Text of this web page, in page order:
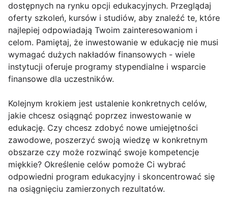
dostępnych na rynku opcji edukacyjnych. Przeglądaj
oferty szkoleń, kursów i studiów, aby znaleźć te, które
najlepiej odpowiadają Twoim zainteresowaniom i
celom. Pamiętaj, że inwestowanie w edukację nie musi
wymagać dużych nakładów finansowych - wiele
instytucji oferuje programy stypendialne i wsparcie
finansowe dla uczestników.
Kolejnym krokiem jest ustalenie konkretnych celów,
jakie chcesz osiągnąć poprzez inwestowanie w
edukację. Czy chcesz zdobyć nowe umiejętności
zawodowe, poszerzyć swoją wiedzę w konkretnym
obszarze czy może rozwinąć swoje kompetencje
miękkie? Określenie celów pomoże Ci wybrać
odpowiedni program edukacyjny i skoncentrować się
na osiągnięciu zamierzonych rezultatów.